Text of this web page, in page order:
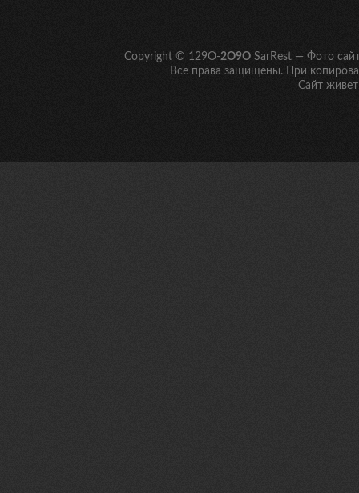
Copyright © 129O-2O9O SarRest — Фото
Все права защищены. При
Сайт живет